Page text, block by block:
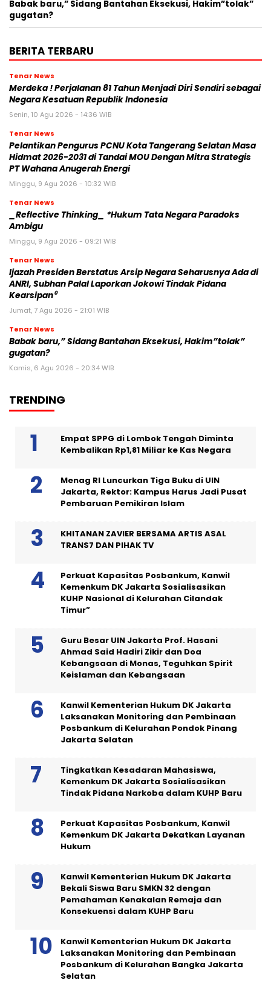
Babak baru,” Sidang Bantahan Eksekusi, Hakim”tolak”
gugatan?
BERITA TERBARU
Tenar News
Merdeka ! Perjalanan 81 Tahun Menjadi Diri Sendiri sebagai
Negara Kesatuan Republik Indonesia
Senin, 10 Agu 2026 - 14:36 WIB
Tenar News
Pelantikan Pengurus PCNU Kota Tangerang Selatan Masa
Hidmat 2026-2031 di Tandai MOU Dengan Mitra Strategis
PT Wahana Anugerah Energi
Minggu, 9 Agu 2026 - 10:32 WIB
Tenar News
_Reflective Thinking_ *Hukum Tata Negara Paradoks
Ambigu
Minggu, 9 Agu 2026 - 09:21 WIB
Tenar News
Ijazah Presiden Berstatus Arsip Negara Seharusnya Ada di
ANRI, Subhan Palal Laporkan Jokowi Tindak Pidana
Kearsipan⁰
Jumat, 7 Agu 2026 - 21:01 WIB
Tenar News
Babak baru,” Sidang Bantahan Eksekusi, Hakim”tolak”
gugatan?
Kamis, 6 Agu 2026 - 20:34 WIB
TRENDING
Empat SPPG di Lombok Tengah Diminta
Kembalikan Rp1,81 Miliar ke Kas Negara
Menag RI Luncurkan Tiga Buku di UIN
Jakarta, Rektor: Kampus Harus Jadi Pusat
Pembaruan Pemikiran Islam
KHITANAN ZAVIER BERSAMA ARTIS ASAL
TRANS7 DAN PIHAK TV
Perkuat Kapasitas Posbankum, Kanwil
Kemenkum DK Jakarta Sosialisasikan
KUHP Nasional di Kelurahan Cilandak
Timur”
Guru Besar UIN Jakarta Prof. Hasani
Ahmad Said Hadiri Zikir dan Doa
Kebangsaan di Monas, Teguhkan Spirit
Keislaman dan Kebangsaan
Kanwil Kementerian Hukum DK Jakarta
Laksanakan Monitoring dan Pembinaan
Posbankum di Kelurahan Pondok Pinang
Jakarta Selatan
Tingkatkan Kesadaran Mahasiswa,
Kemenkum DK Jakarta Sosialisasikan
Tindak Pidana Narkoba dalam KUHP Baru
Perkuat Kapasitas Posbankum, Kanwil
Kemenkum DK Jakarta Dekatkan Layanan
Hukum
Kanwil Kementerian Hukum DK Jakarta
Bekali Siswa Baru SMKN 32 dengan
Pemahaman Kenakalan Remaja dan
Konsekuensi dalam KUHP Baru
Kanwil Kementerian Hukum DK Jakarta
Laksanakan Monitoring dan Pembinaan
Posbankum di Kelurahan Bangka Jakarta
Selatan